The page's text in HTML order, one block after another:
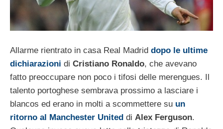
Allarme rientrato in casa Real Madrid dopo le ultime
dichiarazioni di Cristiano Ronaldo, che avevano
fatto preoccupare non poco i tifosi delle merengues. Il
talento portoghese sembrava prossimo a lasciare i
blancos ed erano in molti a scommettere su un
ritorno al Manchester United di Alex Ferguson.